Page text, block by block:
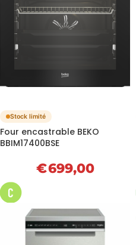
Stock limité
Four encastrable BEKO
BBIM17400BSE
€699,00
C